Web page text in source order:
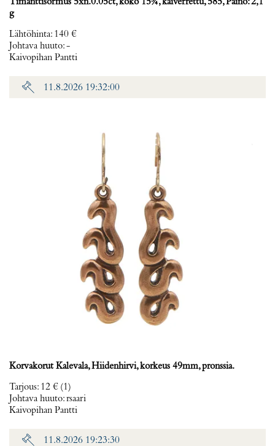
g
Lähtöhinta: 140 €
Johtava huuto:-
Kaivopihan Pantti
11.8.2026 19:32:00
Korvakorut Kalevala, Hiidenhirvi, korkeus 49mm, pronssia.
Tarjous: 12 € (1)
Johtava huuto:rsaari
Kaivopihan Pantti
11.8.2026 19:23:30